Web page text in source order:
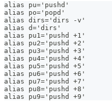
alias pu='pushd'
alias po='popd'
alias dirs='dirs -v'
alias d='dirs'
alias pu1='pushd +1'
alias pu2='pushd +2'
alias pu3='pushd +3'
alias pu4='pushd +4'
alias pu5='pushd +5'
alias pu6='pushd +6'
alias pu7='pushd +7'
alias pu8='pushd +8'
alias pu9='pushd +9'